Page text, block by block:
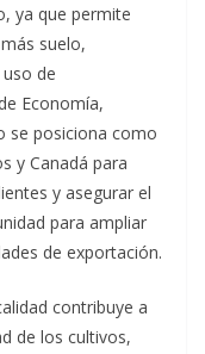
ya que permite
suelo,
de
Economía,
se posiciona como
y Canadá para
y asegurar el
para ampliar
de exportación.
contribuye a
de los cultivos,